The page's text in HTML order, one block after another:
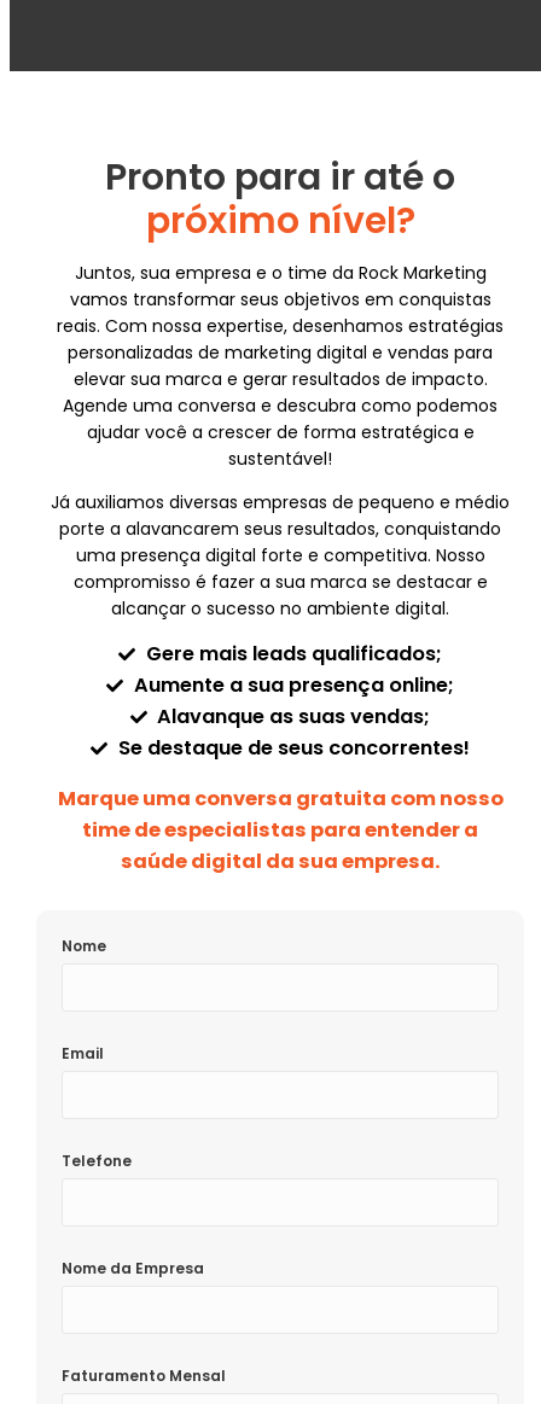
Pronto para ir até o
próximo nível?
Juntos, sua empresa e o time da Rock Marketing
vamos transformar seus objetivos em conquistas
reais. Com nossa expertise, desenhamos estratégias
personalizadas de marketing digital e vendas para
elevar sua marca e gerar resultados de impacto.
Agende uma conversa e descubra como podemos
ajudar você a crescer de forma estratégica e
sustentável!
Já auxiliamos diversas empresas de pequeno e médio
porte a alavancarem seus resultados, conquistando
uma presença digital forte e competitiva. Nosso
compromisso é fazer a sua marca se destacar e
alcançar o sucesso no ambiente digital.
Gere mais leads qualificados;
Aumente a sua presença online;
Alavanque as suas vendas;
Se destaque de seus concorrentes!
Marque uma conversa gratuita com nosso
time de especialistas para entender a
saúde digital da sua empresa.
Nome
Email
Telefone
Nome da Empresa
Faturamento Mensal